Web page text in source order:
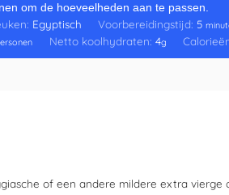
om de hoeveelheden aan te passen.
Egyptisch Voorbereidingstijd: 5
Netto koolhydraten: 4g
of een andere mildere extra vierge